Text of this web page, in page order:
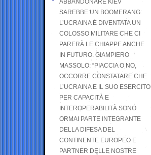
ABBANDONARE KIEV
SAREBBE UN BOOMERANG:
L’UCRAINA È DIVENTATA UN
COLOSSO MILITARE CHE CI
PARERÀ LE CHIAPPE ANCHE
IN FUTURO. GIAMPIERO
MASSOLO: “PIACCIA O NO,
OCCORRE CONSTATARE CHE
L’UCRAINA E IL SUO ESERCITO
PER CAPACITÀ E
INTEROPERABILITÀ SONO
ORMAI PARTE INTEGRANTE
DELLA DIFESA DEL
CONTINENTE EUROPEO E
PARTNER DELLE NOSTRE